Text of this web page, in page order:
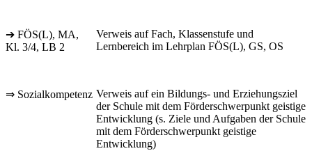
➔ FÖS(L), MA,
Kl. 3/4, LB 2
Verweis auf Fach, Klassenstufe und
Lernbereich im Lehrplan FÖS(L), GS, OS
⇒ Sozialkompetenz Verweis auf ein Bildungs- und Erziehungsziel
der Schule mit dem Förderschwerpunkt geistige
Entwicklung (s. Ziele und Aufgaben der Schule
mit dem Förderschwerpunkt geistige
Entwicklung)